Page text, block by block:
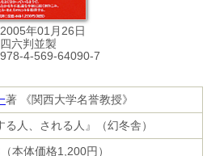
2005年01月26日
四六判並製
978-4-569-64090-7
著 《関西大学名誉教授》
る人、される人』（幻冬舎）
本体価格1,200円）